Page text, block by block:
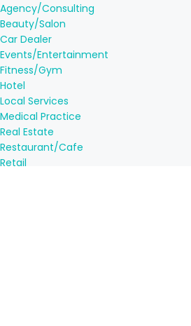
Agency/Consulting
Beauty/Salon
Car Dealer
Events/Entertainment
Fitness/Gym
Hotel
Local Services
Medical Practice
Real Estate
Restaurant/Cafe
Retail